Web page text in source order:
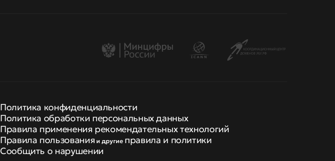
Политика конфиденциальности
Политика обработки персональных данных
Правила применения рекомендательных технологий
Правила пользования и другие правила и политики
Сообщить о нарушении